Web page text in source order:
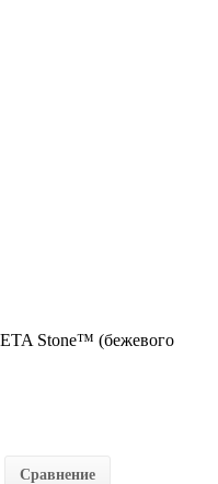
Stone™ (бежевого
Сравнение